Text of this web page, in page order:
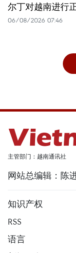
尔丁对越南进行
06/08/2026 07:46
主管部门：越南通讯社
网站总编辑：陈
知识产权
RSS
语言